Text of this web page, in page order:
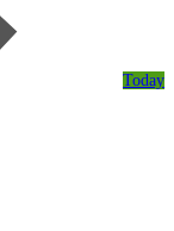
Today